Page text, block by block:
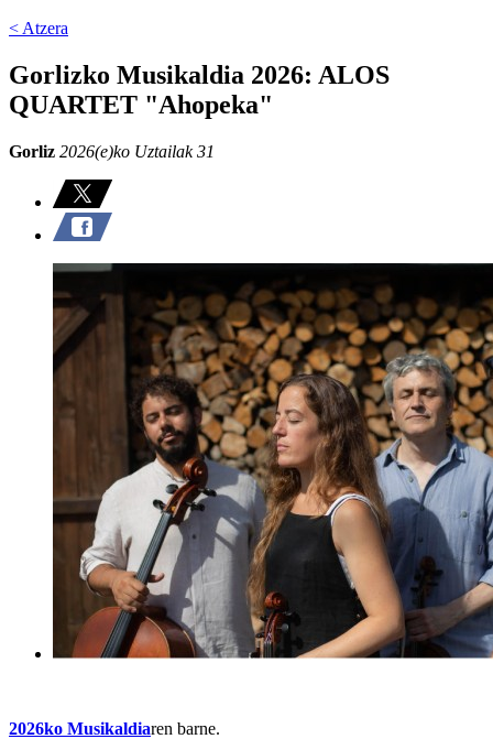
< Atzera
Gorlizko Musikaldia 2026: ALOS
QUARTET "Ahopeka"
Gorliz 2026(e)ko Uztailak 31
2026ko Musikaldiaren barne.